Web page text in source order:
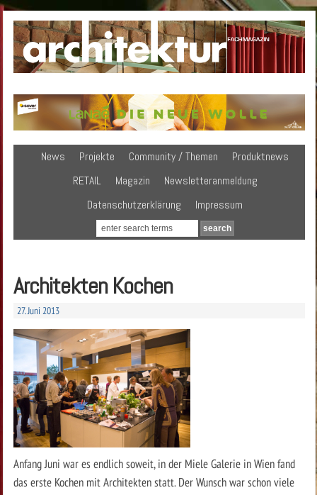
News Projekte Community / Themen
Produktnews
RETAIL
Magazin
Newsletteranmeldung
Datenschutzerklärung
Impressum
Architekten Kochen
27. Juni 2013
Anfang Juni war es endlich soweit, in der Miele Galerie in Wien fand
das erste Kochen mit Architekten statt. Der Wunsch war schon viele